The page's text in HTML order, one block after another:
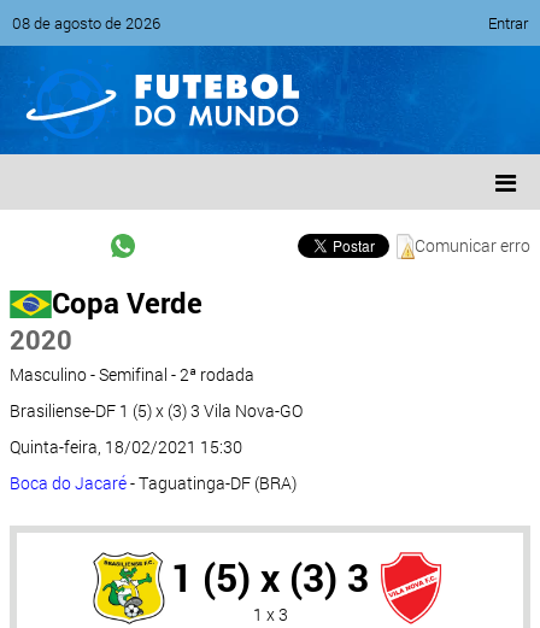
08 de agosto de 2026 Entrar
Comunicar erro
Copa Verde
2020
Masculino - Semifinal - 2ª rodada
Brasiliense-DF 1 (5) x (3) 3 Vila Nova-GO
Quinta-feira, 18/02/2021 15:30
Boca do Jacaré- Taguatinga-DF (BRA)
1 (5) x (3) 3
1 x 3